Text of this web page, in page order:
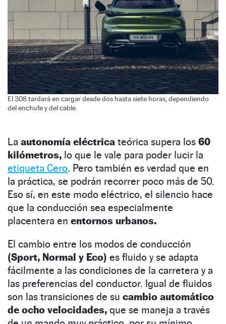
El 308 tardará en cargar desde dos hasta siete horas, dependiendo
del enchufe y del cable.
La autonomía eléctrica teórica supera los 60
kilómetros, lo que le vale para poder lucir la
etiqueta Cero. Pero también es verdad que en
la práctica, se podrán recorrer poco más de 50.
Eso sí, en este modo eléctrico, el silencio hace
que la conducción sea especialmente
placentera en entornos urbanos.
El cambio entre los modos de conducción
(Sport, Normal y Eco) es fluido y se adapta
fácilmente a las condiciones de la carretera y a
las preferencias del conductor. Igual de fluidos
son las transiciones de su cambio automático
de ocho velocidades, que se maneja a través